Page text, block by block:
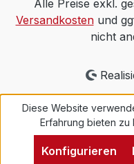
Alle Preise exkl.
Versandkostenund
nicht
Diese Website
Erfahrung bieten zu
Konfigurieren